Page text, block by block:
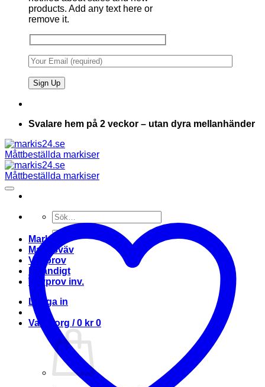
products. Add any text here or
remove it.
Svalare hem på 2 veckor – utan dyra mellanhänder
Sök
efter:
Markis
Markisväv
Vävprov
Invändigt
Vävprov inv.
Logga in
Varukorg /0 kr 0